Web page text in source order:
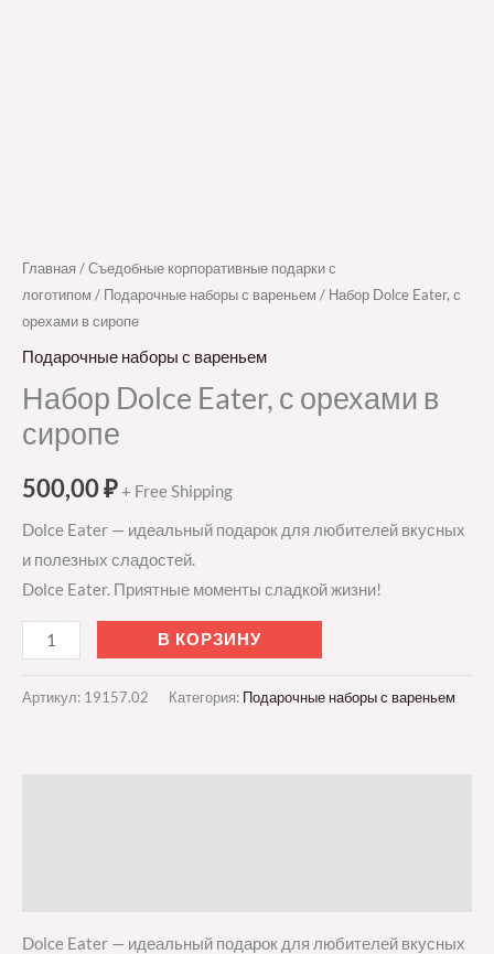
Главная /Съедобные корпоративные подарки с
логотипом / Подарочные наборы с вареньем / Набор Dolce Eater, с
орехами в сиропе
Подарочные наборы с вареньем
Набор Dolce Eater, с орехами в
сиропе
500,00₽+ Free Shipping
Dolce Eater — идеальный подарок для любителей вкусных
и полезных сладостей.
Dolce Eater. Приятные моменты сладкой жизни!
В КОРЗИНУ
Артикул: 19157.02 Категория: Подарочные наборы с вареньем
Dolce Eater — идеальный подарок для любителей вкусных